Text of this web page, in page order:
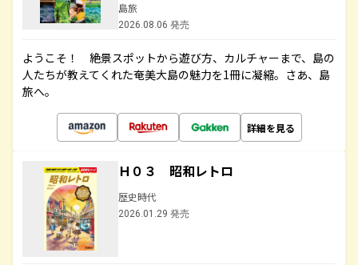
島旅
2026.08.06 発売
ようこそ！ 絶景スポットから遊び方、カルチャーまで、島の
人たちが教えてくれた奄美大島の魅力を1冊に凝縮。さあ、島
旅へ。
詳細を見る
Ｈ０３ 昭和レトロ
歴史時代
2026.01.29 発売